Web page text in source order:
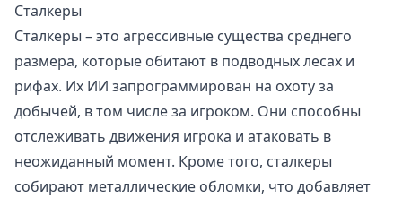
Сталкеры
Сталкеры – это агрессивные существа среднего
размера, которые обитают в подводных лесах и
рифах. Их ИИ запрограммирован на охоту за
добычей, в том числе за игроком. Они способны
отслеживать движения игрока и атаковать в
неожиданный момент. Кроме того, сталкеры
собирают металлические обломки, что добавляет